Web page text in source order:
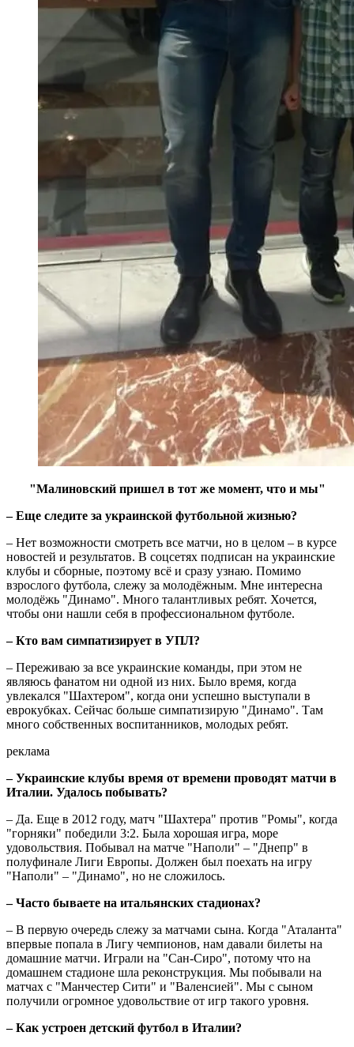
"Малиновский пришел в тот же момент, что и мы"
– Еще следите за украинской футбольной жизнью?
– Нет возможности смотреть все матчи, но в целом – в курсе
новостей и результатов. В соцсетях подписан на украинские
клубы и сборные, поэтому всё и сразу узнаю. Помимо
взрослого футбола, слежу за молодёжным. Мне интересна
молодёжь "Динамо". Много талантливых ребят. Хочется,
чтобы они нашли себя в профессиональном футболе.
– Кто вам симпатизирует в УПЛ?
– Переживаю за все украинские команды, при этом не
являюсь фанатом ни одной из них. Было время, когда
увлекался "Шахтером", когда они успешно выступали в
еврокубках. Сейчас больше симпатизирую "Динамо". Там
много собственных воспитанников, молодых ребят.
реклама
– Украинские клубы время от времени проводят матчи в
Италии. Удалось побывать?
– Да. Еще в 2012 году, матч "Шахтера" против "Ромы", когда
"горняки" победили 3:2. Была хорошая игра, море
удовольствия. Побывал на матче "Наполи" – "Днепр" в
полуфинале Лиги Европы. Должен был поехать на игру
"Наполи" – "Динамо", но не сложилось.
– Часто бываете на итальянских стадионах?
– В первую очередь слежу за матчами сына. Когда "Аталанта"
впервые попала в Лигу чемпионов, нам давали билеты на
домашние матчи. Играли на "Сан-Сиро", потому что на
домашнем стадионе шла реконструкция. Мы побывали на
матчах с "Манчестер Сити" и "Валенсией". Мы с сыном
получили огромное удовольствие от игр такого уровня.
– Как устроен детский футбол в Италии?